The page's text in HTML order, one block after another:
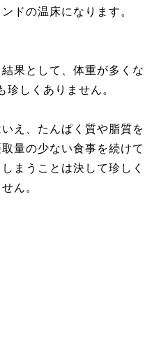
ドの温床になります。
果として、体重が多くな
しくありません。
え、たんぱく質や脂質を
量の少ない食事を続けて
まうことは決して珍しく
ん。